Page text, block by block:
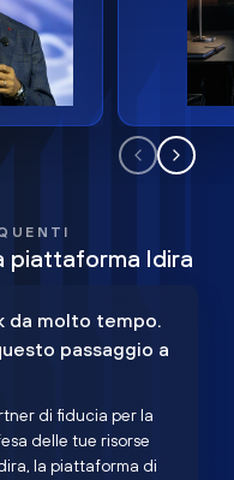
piattaforma Idira
da molto tempo.
passaggio a
di fiducia per la
delle tue risorse
la piattaforma di